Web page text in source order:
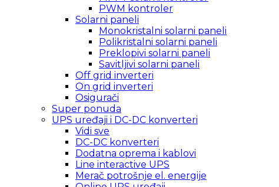
PWM kontroler
Solarni paneli
Monokristalni solarni paneli
Polikristalni solarni paneli
Preklopivi solarni paneli
Savitljivi solarni paneli
Off grid inverteri
On grid inverteri
Osigurači
Super ponuda
UPS uređaji i DC-DC konverteri
Vidi sve
DC-DC konverteri
Dodatna oprema i kablovi
Line interactive UPS
Merač potrošnje el. energije